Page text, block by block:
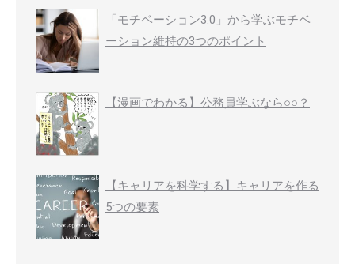
「モチベーション3.0」から学ぶモチベ
ーション維持の3つのポイント
【漫画でわかる】公務員学ぶなら○○？
【キャリアを科学する】キャリアを作る
5つの要素